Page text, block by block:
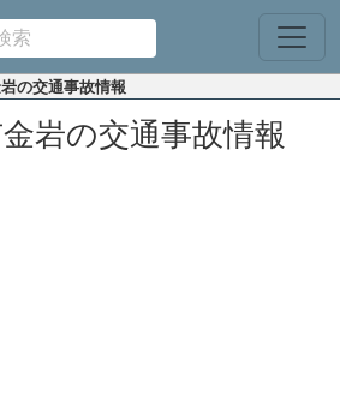
の交通事故情報
岩の交通事故情報